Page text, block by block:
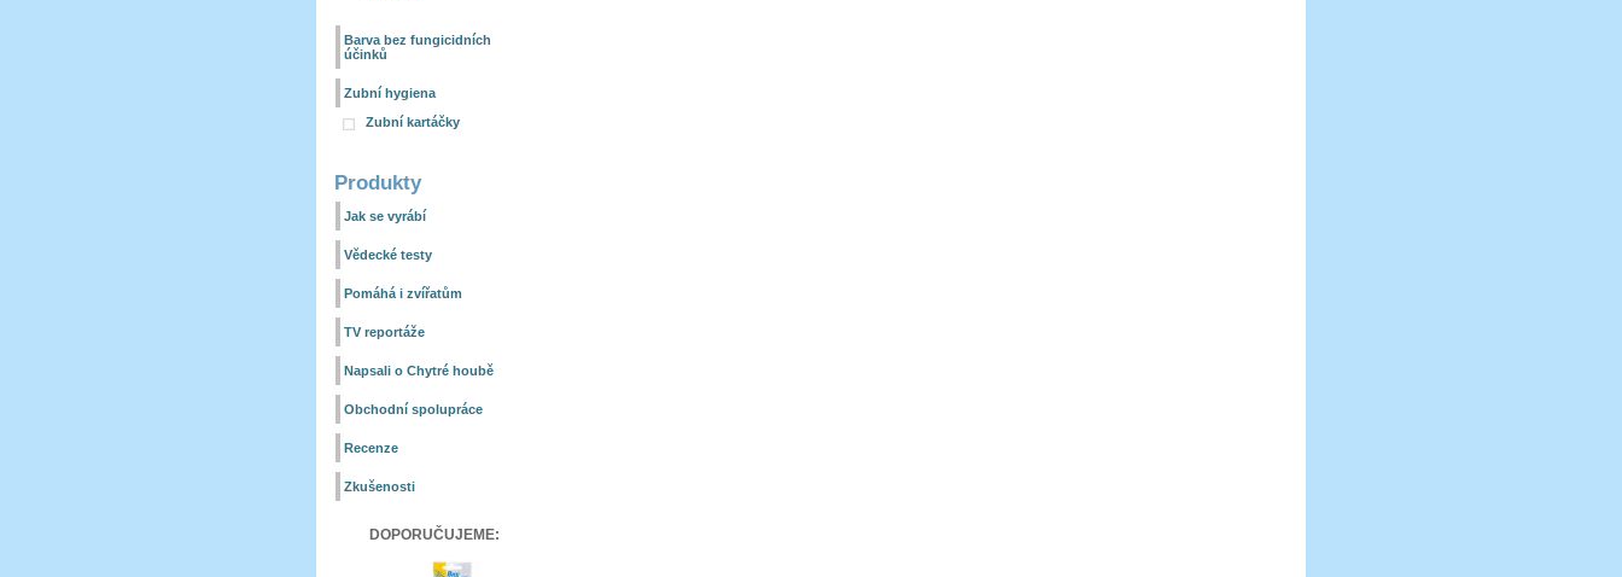
Barva bez fungicidních
účinků
Zubní hygiena
Zubní kartáčky
Produkty
Jak se vyrábí
Vědecké testy
Pomáhá i zvířatům
TV reportáže
Napsali o Chytré houbě
Obchodní spolupráce
Recenze
Zkušenosti
DOPORUČUJEME: